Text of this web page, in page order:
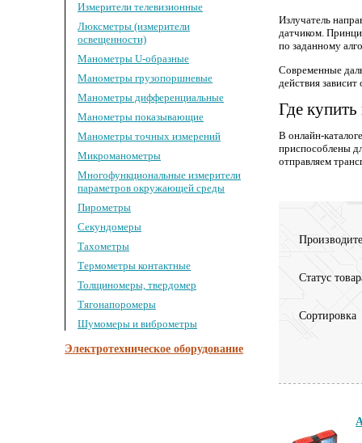
Измерители телевизионные
Люксметры (измерители
освещенности)
Манометры U-образные
Манометры грузопоршневые
Манометры дифференциальные
Манометры показывающие
Манометры точных измерений
Микроманометры
Многофункциональные измерители
параметров окружающей среды
Пирометры
Секундомеры
Тахометры
Термометры контактные
Толщиномеры, твердомер
Тягонапоромеры
Шумомеры и виброметры
Электротехническое оборудование
Излучатель
датчиком.
по заданному
Современные
действия
Где
В онлайн-
приспособлены
отправляем
Статус
Сортировка